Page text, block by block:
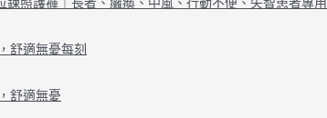
舒適無憂每刻
舒適無憂